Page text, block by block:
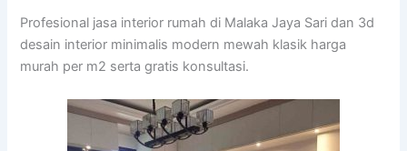
Profesional jasa interior rumah di Malaka Jaya Sari dan 3d
desain interior minimalis modern mewah klasik harga
murah per m2 serta gratis konsultasi.